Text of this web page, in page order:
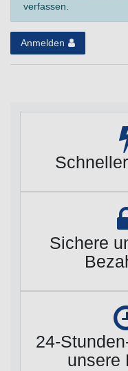
verfassen.
Anmelden
Sichere
24-
unsere